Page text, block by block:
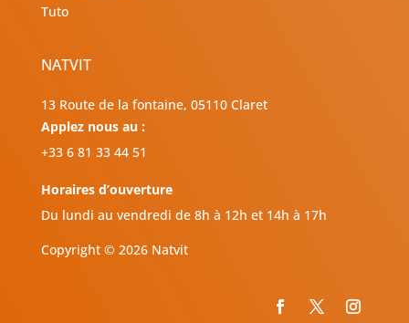
Tuto
NATVIT
13 Route de la fontaine, 05110 Claret
Applez nous au :
+33 6 81 33 44 51
Horaires d’ouverture
Du lundi au vendredi de 8h à 12h et 14h à 17h
Copyright © 2026 Natvit